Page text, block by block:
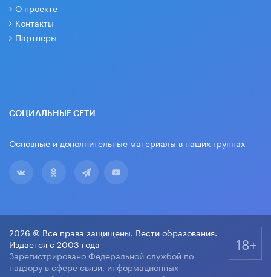
О проекте
Контакты
Партнеры
СОЦИАЛЬНЫЕ СЕТИ
Основные и дополнительные материалы в наших группах
2026 © Все права защищены. Вести образования.
Издается с 2003 года
Зарегистрировано Федеральной службой по
надзору в сфере связи, информационных
18+